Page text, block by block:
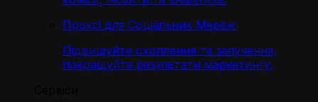
Проксі для Соціальних Мереж
Підвищуйте охоплення та залучення,
покращуйте результати маркетингу.